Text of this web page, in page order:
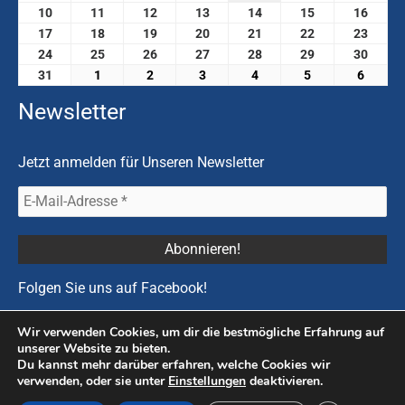
10 11 12 13 14 15 16
17 18 19 20 21 22 23
24 25 26 27 28 29 30
31 1 2 3 4 5 6
Newsletter
Jetzt anmelden für Unseren Newsletter
Folgen Sie uns auf Facebook!
Copyright © 2026 Prostatakrebs |Impressum|Datenschutzerklärung &
Cookies
Wir verwenden Cookies, um dir die bestmögliche Erfahrung auf
unserer Website zu bieten.
Du kannst mehr darüber erfahren, welche Cookies wir
verwenden, oder sie unter Einstellungen deaktivieren.